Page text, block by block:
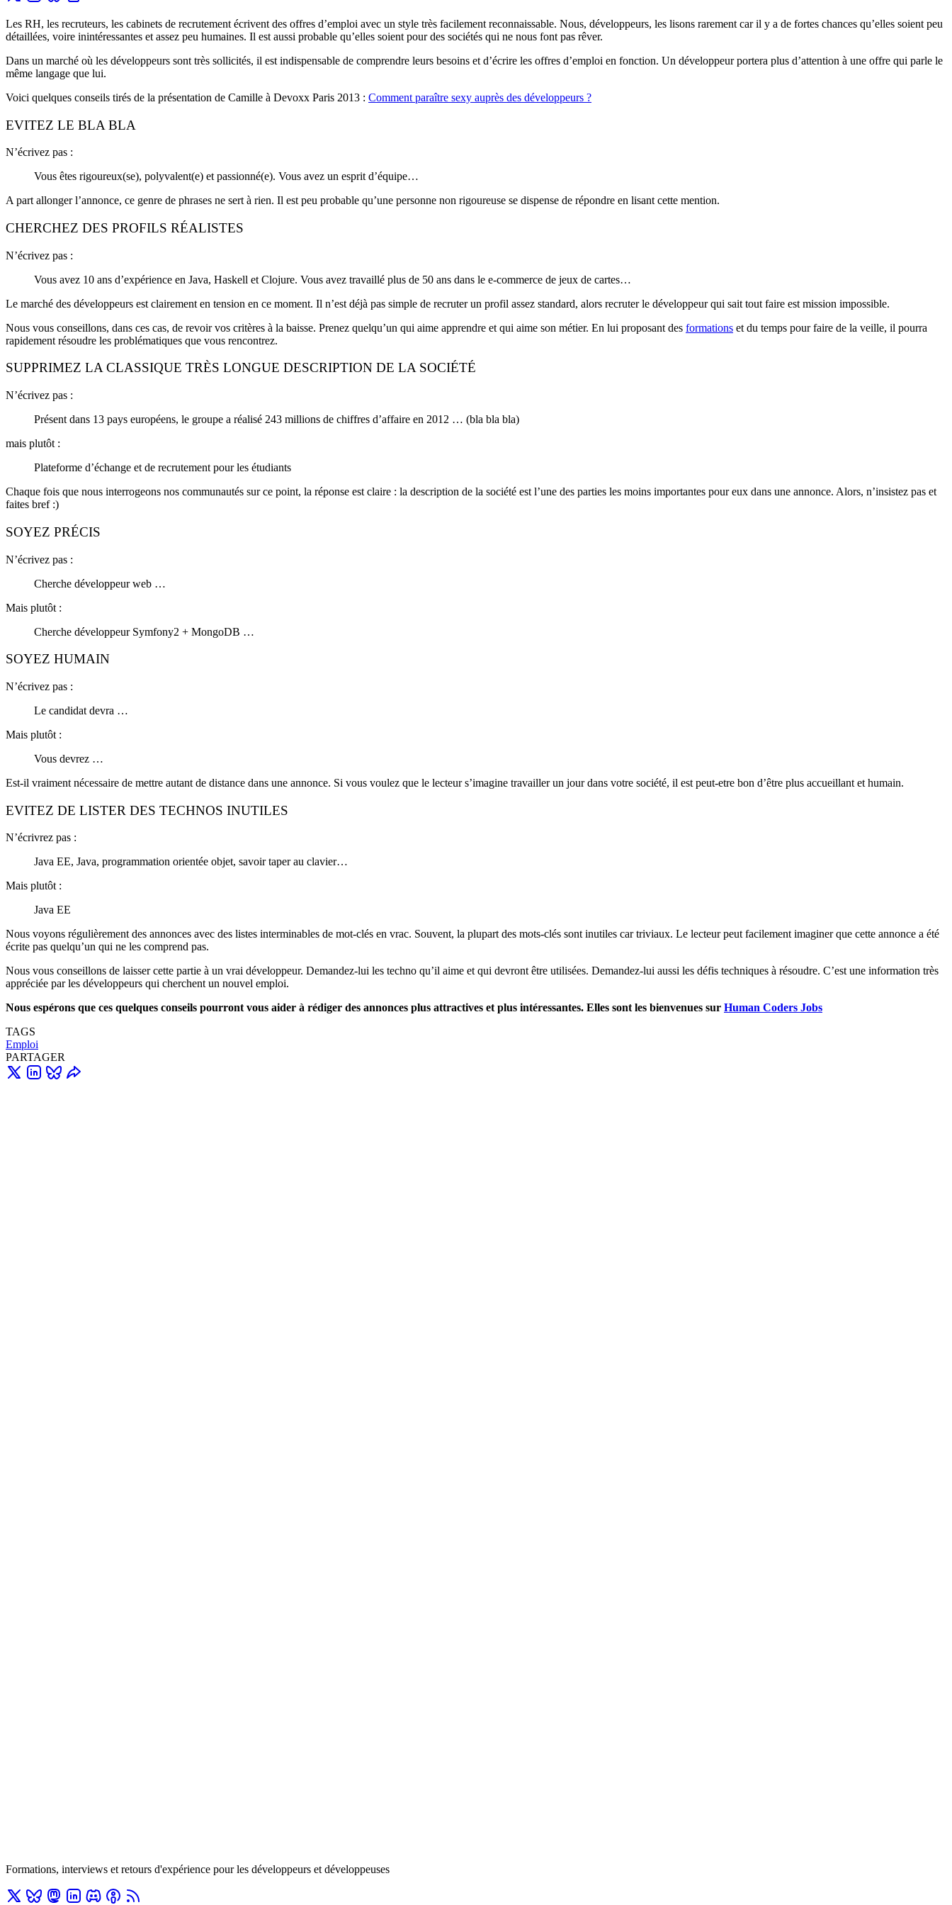
Les RH, les recruteurs, les cabinets de recrutement écrivent des offres d’emploi avec un style très facilement reconnaissable. Nous, développeurs, les lisons rarement car il y a de fortes chances qu’elles soient peu
détaillées, voire inintéressantes et assez peu humaines. Il est aussi probable qu’elles soient pour des sociétés qui ne nous font pas rêver.
Dans un marché où les développeurs sont très sollicités, il est indispensable de comprendre leurs besoins et d’écrire les offres d’emploi en fonction. Un développeur portera plus d’attention à une offre qui parle le
même langage que lui.
Voici quelques conseils tirés de la présentation de Camille à Devoxx Paris 2013 : Comment paraître sexy auprès des développeurs ?
EVITEZ LE BLA BLA
N’écrivez pas :
Vous êtes rigoureux(se), polyvalent(e) et passionné(e). Vous avez un esprit d’équipe…
A part allonger l’annonce, ce genre de phrases ne sert à rien. Il est peu probable qu’une personne non rigoureuse se dispense de répondre en lisant cette mention.
CHERCHEZ DES PROFILS RÉALISTES
N’écrivez pas :
Vous avez 10 ans d’expérience en Java, Haskell et Clojure. Vous avez travaillé plus de 50 ans dans le e-commerce de jeux de cartes…
Le marché des développeurs est clairement en tension en ce moment. Il n’est déjà pas simple de recruter un profil assez standard, alors recruter le développeur qui sait tout faire est mission impossible.
Nous vous conseillons, dans ces cas, de revoir vos critères à la baisse. Prenez quelqu’un qui aime apprendre et qui aime son métier. En lui proposant des formations et du temps pour faire de la veille, il pourra
rapidement résoudre les problématiques que vous rencontrez.
SUPPRIMEZ LA CLASSIQUE TRÈS LONGUE DESCRIPTION DE LA SOCIÉTÉ
N’écrivez pas :
Présent dans 13 pays européens, le groupe a réalisé 243 millions de chiffres d’affaire en 2012 … (bla bla bla)
mais plutôt :
Plateforme d’échange et de recrutement pour les étudiants
Chaque fois que nous interrogeons nos communautés sur ce point, la réponse est claire : la description de la société est l’une des parties les moins importantes pour eux dans une annonce. Alors, n’insistez pas et
faites bref :)
SOYEZ PRÉCIS
N’écrivez pas :
Cherche développeur web …
Mais plutôt :
Cherche développeur Symfony2 + MongoDB …
SOYEZ HUMAIN
N’écrivez pas :
Le candidat devra …
Mais plutôt :
Vous devrez …
Est-il vraiment nécessaire de mettre autant de distance dans une annonce. Si vous voulez que le lecteur s’imagine travailler un jour dans votre société, il est peut-etre bon d’être plus accueillant et humain.
EVITEZ DE LISTER DES TECHNOS INUTILES
N’écrivrez pas :
Java EE, Java, programmation orientée objet, savoir taper au clavier…
Mais plutôt :
Java EE
Nous voyons régulièrement des annonces avec des listes interminables de mot-clés en vrac. Souvent, la plupart des mots-clés sont inutiles car triviaux. Le lecteur peut facilement imaginer que cette annonce a été
écrite pas quelqu’un qui ne les comprend pas.
Nous vous conseillons de laisser cette partie à un vrai développeur. Demandez-lui les techno qu’il aime et qui devront être utilisées. Demandez-lui aussi les défis techniques à résoudre. C’est une information très
appréciée par les développeurs qui cherchent un nouvel emploi.
Nous espérons que ces quelques conseils pourront vous aider à rédiger des annonces plus attractives et plus intéressantes. Elles sont les bienvenues sur Human Coders Jobs
TAGS
Emploi
PARTAGER
Formations, interviews et retours d'expérience pour les développeurs et développeuses